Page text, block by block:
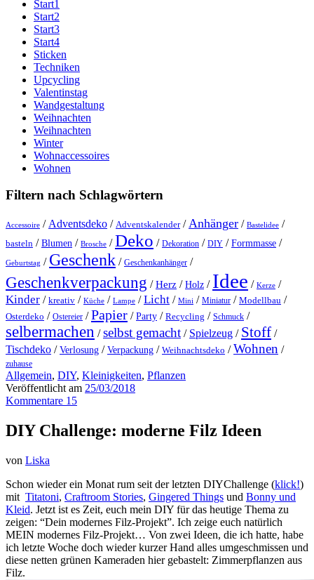
Start1
Start2
Start3
Start4
Sticken
Techniken
Upcycling
Valentinstag
Wandgestaltung
Weihnachten
Weihnachten
Winter
Wohnaccessoires
Wohnen
Filtern nach Schlagwörtern
Accessoire / Adventsdeko / Adventskalender/Anhänger / Bastelidee /
basteln /Blumen / Brosche /Deko / Dekoration / DIY /Formmasse /
Geburtstag / Geschenk / Geschenkanhänger /
Geschenkverpackung /Herz /Holz / Idee / Kerze /
Kinder / kreativ / Küche / Lampe /Licht / Mini / Miniatur / Modellbau /
Osterdeko / Ostereier /Papier /Party / Recycling / Schmuck /
selbermachen /selbst gemacht / Spielzeug / Stoff /
Tischdeko /Verlosung /Verpackung / Weihnachtsdeko /Wohnen /
zuhause
Allgemein, DIY, Kleinigkeiten, Pflanzen
Veröffentlicht am 25/03/2018
Kommentare 15
DIY Challenge: moderne Filz Ideen
von Liska
Schon wieder ein Monat rum seit der letzten DIYChallenge (klick!)
mit Titatoni, Craftroom Stories, Gingered Things und Bonny und
Kleid. Jetzt ist es Zeit, euch mein DIY für das heutige Thema zu
zeigen: “Dein modernes Filz-Projekt”. Ich zeige euch natürlich
MEIN modernes Filz-Projekt… Von zwei Ideen, die ich hatte, habe
ich letzte Woche doch wieder kurzer Hand alles umgeschmissen und
diese netten grünen Kameraden hier gebastelt: Zimmerpflanzen aus
Filz.